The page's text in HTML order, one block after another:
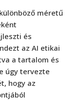
méretű
és
az AI etikai
a tartalom és
úgy tervezte
hogy az